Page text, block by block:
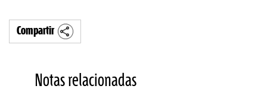
Compartir
Notas relacionadas